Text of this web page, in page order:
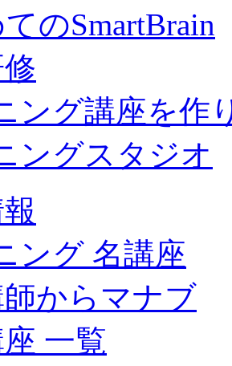
のSmartBrain
ング講座を作
ングスタジオ
ング 名講座
からマナブ
一覧